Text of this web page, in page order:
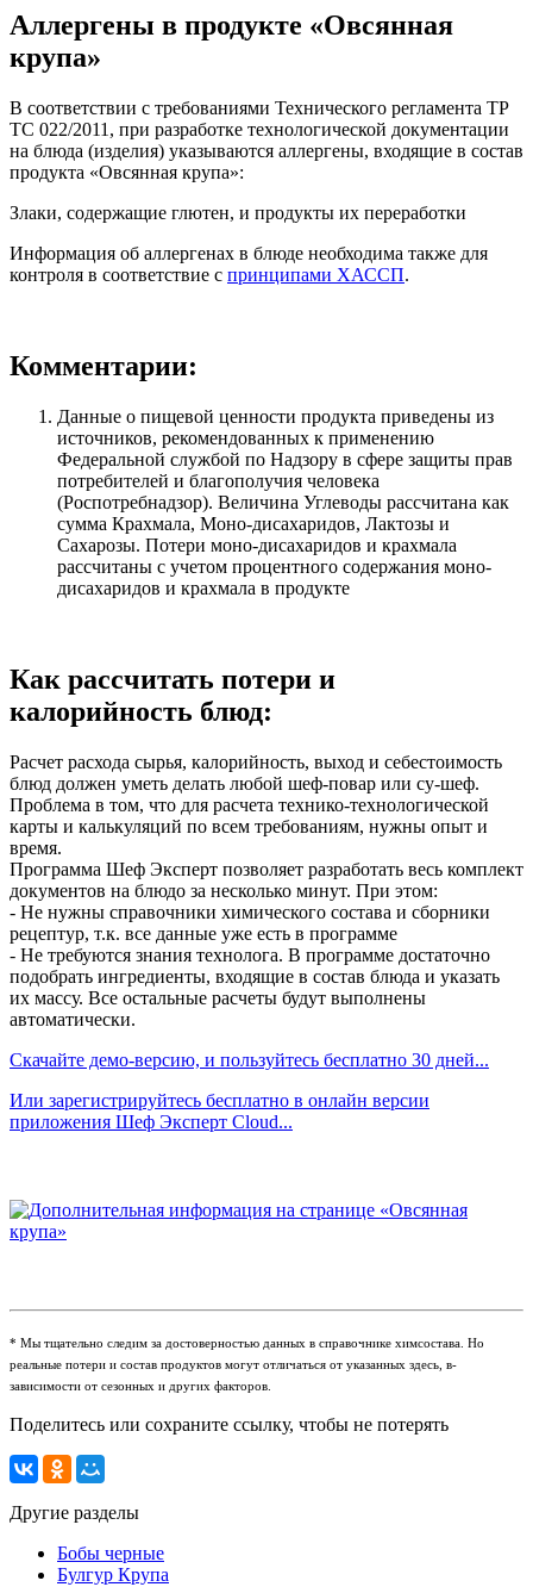
Аллергены в продукте «Овсянная
крупа»
В соответствии с требованиями Технического регламента ТР
ТС 022/2011, при разработке технологической документации
на блюда (изделия) указываются аллергены, входящие в состав
продукта «Овсянная крупа»:
Злаки, содержащие глютен, и продукты их переработки
Информация об аллергенах в блюде необходима также для
контроля в соответствие с принципами ХАССП.
Комментарии:
Данные о пищевой ценности продукта приведены из
источников, рекомендованных к применению
Федеральной службой по Надзору в сфере защиты прав
потребителей и благополучия человека
(Роспотребнадзор). Величина Углеводы рассчитана как
сумма Крахмала, Моно-дисахаридов, Лактозы и
Сахарозы. Потери моно-дисахаридов и крахмала
рассчитаны с учетом процентного содержания моно-
дисахаридов и крахмала в продукте
Как рассчитать потери и
калорийность блюд:
Расчет расхода сырья, калорийность, выход и себестоимость
блюд должен уметь делать любой шеф-повар или су-шеф.
Проблема в том, что для расчета технико-технологической
карты и калькуляций по всем требованиям, нужны опыт и
время.
Программа Шеф Эксперт позволяет разработать весь комплект
документов на блюдо за несколько минут. При этом:
- Не нужны справочники химического состава и сборники
рецептур, т.к. все данные уже есть в программе
- Не требуются знания технолога. В программе достаточно
подобрать ингредиенты, входящие в состав блюда и указать
их массу. Все остальные расчеты будут выполнены
автоматически.
Скачайте демо-версию, и пользуйтесь бесплатно 30 дней...
Или зарегистрируйтесь бесплатно в онлайн версии
приложения Шеф Эксперт Cloud...
* Мы тщательно следим за достоверностью данных в справочнике химсостава. Но
реальные потери и состав продуктов могут отличаться от указанных здесь, в-
зависимости от сезонных и других факторов.
Поделитесь или сохраните ссылку, чтобы не потерять
Другие разделы
Бобы черные
Булгур Крупа